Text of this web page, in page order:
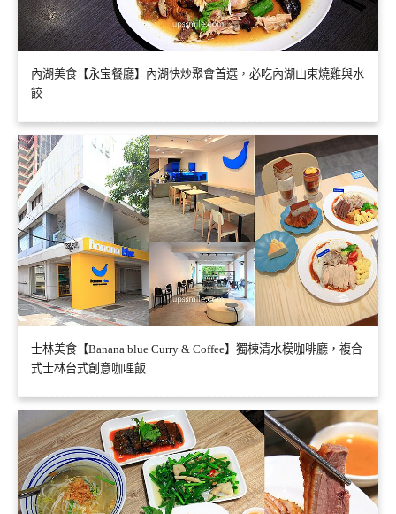
內湖美食【永宝餐廳】內湖快炒聚會首選，必吃內湖山東燒雞與水
餃
士林美食【Banana blue Curry & Coffee】獨棟清水模咖啡廳，複合
式士林台式創意咖哩飯